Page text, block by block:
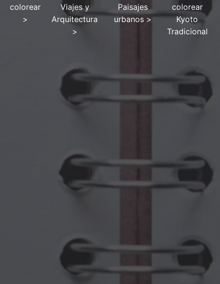
colorear
>
Viajes y
Arquitectura
>
Paisajes
urbanos >
colorear
Kyoto
Tradicional